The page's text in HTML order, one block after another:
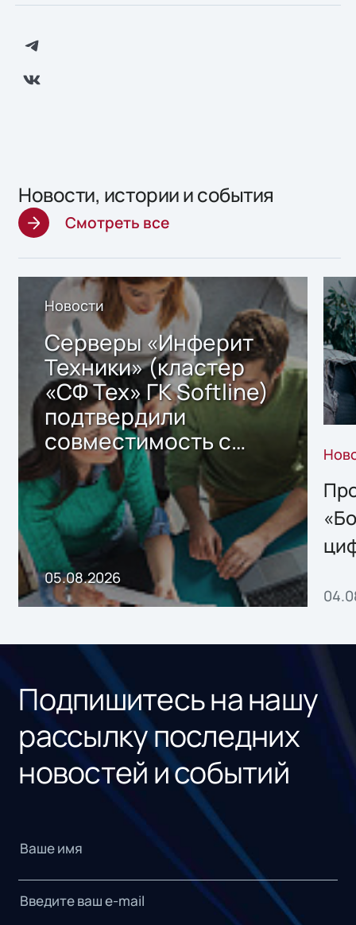
Новости, истории и события
Смотреть все
Новости
Серверы «Инферит
Техники» (кластер
«СФ Тех» ГК Softline)
подтвердили
совместимость с
решением Sharx
Storage 2.x для
хранения данных
05.08.2026
Подпишитесь на нашу
рассылку последних
новостей и событий